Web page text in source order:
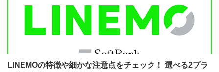
LINEMOの特徴や細かな注意点をチェック！ 選べる2プラ